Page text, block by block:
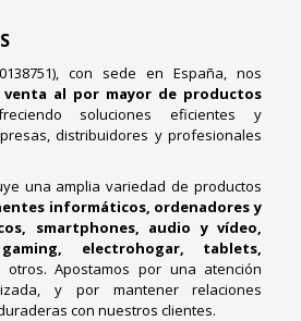
con sede en España, nos
venta al por mayor de productos
soluciones eficientes y
distribuidores y profesionales
una amplia variedad de productos
informáticos, ordenadores y
smartphones, audio y vídeo,
electrohogar, tablets,
otros. Apostamos por una atención
y por mantener relaciones
con nuestros clientes.